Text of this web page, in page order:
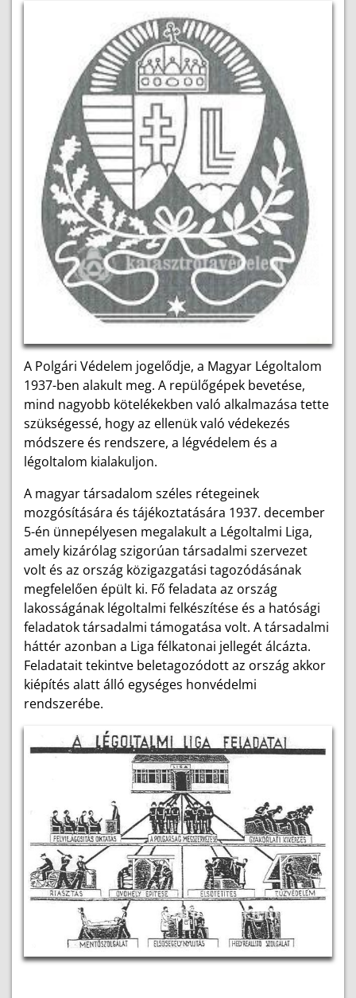
A Polgári Védelem jogelődje, a Magyar Légoltalom
1937-ben alakult meg. A repülőgépek bevetése,
mind nagyobb kötelékekben való alkalmazása tette
szükségessé, hogy az ellenük való védekezés
módszere és rendszere, a légvédelem és a
légoltalom kialakuljon.
A magyar társadalom széles rétegeinek
mozgósítására és tájékoztatására 1937. december
5-én ünnepélyesen megalakult a Légoltalmi Liga,
amely kizárólag szigorúan társadalmi szervezet
volt és az ország közigazgatási tagozódásának
megfelelően épült ki. Fő feladata az ország
lakosságának légoltalmi felkészítése és a hatósági
feladatok társadalmi támogatása volt. A társadalmi
háttér azonban a Liga félkatonai jellegét álcázta.
Feladatait tekintve beletagozódott az ország akkor
kiépítés alatt álló egységes honvédelmi
rendszerébe.